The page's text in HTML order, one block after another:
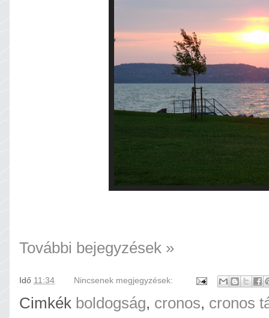
További bejegyzések »
Idő 11:34 Nincsenek megjegyzések:
Cimkék boldogság, cronos, cronos